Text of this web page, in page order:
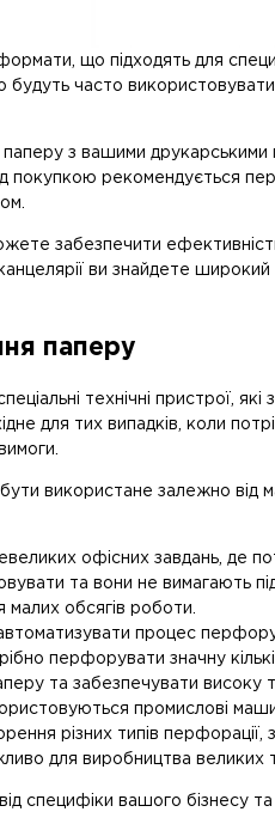
що підходять для
будуть часто
з вашими
рекомендується
забезпечити
ви знайдете
паперу
технічні пристрої, які
для тих випадків, коли
використане залежно від
офісних завдань, де
та вони не вимагають
обсягів роботи.
процес
перфорувати значну
та забезпечувати високу
промислові
різних типів
для виробництва великих
специфіки вашого бізнесу